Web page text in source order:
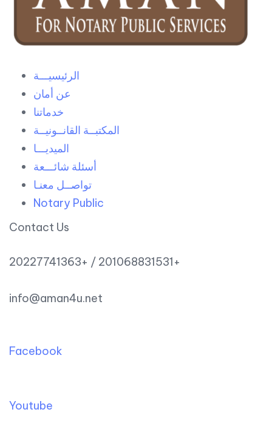
الرئيسيـــة
عن أمان
خدماتنا
المكتبــة القانــونيــة
الميديـــا
أسئلة شائـــعة
تواصــل معنـا
Notary Public
Contact Us
20227741363+ / 201068831531+
info@aman4u.net
Facebook
Youtube